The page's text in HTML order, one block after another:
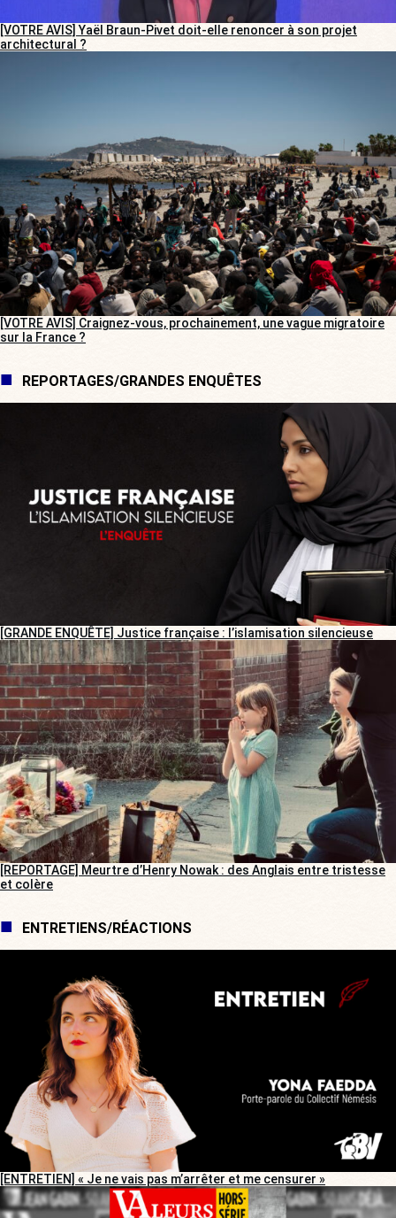
[VOTRE AVIS] Yaël Braun-Pivet doit-elle renoncer à son projet
architectural ?
[VOTRE AVIS] Craignez-vous, prochainement, une vague migratoire
sur la France ?
REPORTAGES/GRANDES ENQUÊTES
[GRANDE ENQUÊTE] Justice française : l’islamisation silencieuse
[REPORTAGE] Meurtre d’Henry Nowak : des Anglais entre tristesse
et colère
ENTRETIENS/RÉACTIONS
[ENTRETIEN] « Je ne vais pas m’arrêter et me censurer »